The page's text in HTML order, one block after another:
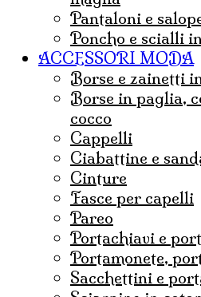
Pantaloni e
Poncho e scialli
ACCESSORI MODA
borse e zainetti
borse in paglia, cortecce naturali e
cocco
Cappelli
ciabattine e
cinture
fasce per capelli
pareo
portachiavi e
portamonete,
sacchettini e